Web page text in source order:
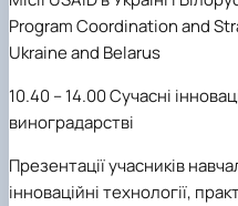
ProgramCoordinationand
Ukraineand Belarus
10.40 – 14.00Сучасні
виноградарстві
Презентації учасників
інноваційні технології,